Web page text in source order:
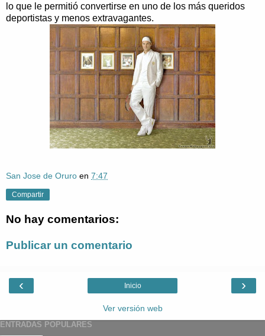
lo que le permitió convertirse en uno de los más queridos
deportistas y menos extravagantes.
San Jose de Oruro en 7:47
Compartir
No hay comentarios:
Publicar un comentario
‹ ›
Inicio
Ver versión web
ENTRADAS POPULARES